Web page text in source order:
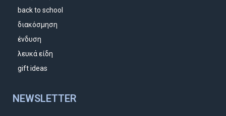
back to school
διακόσμηση
ένδυση
λευκά είδη
gift ideas
NEWSLETTER